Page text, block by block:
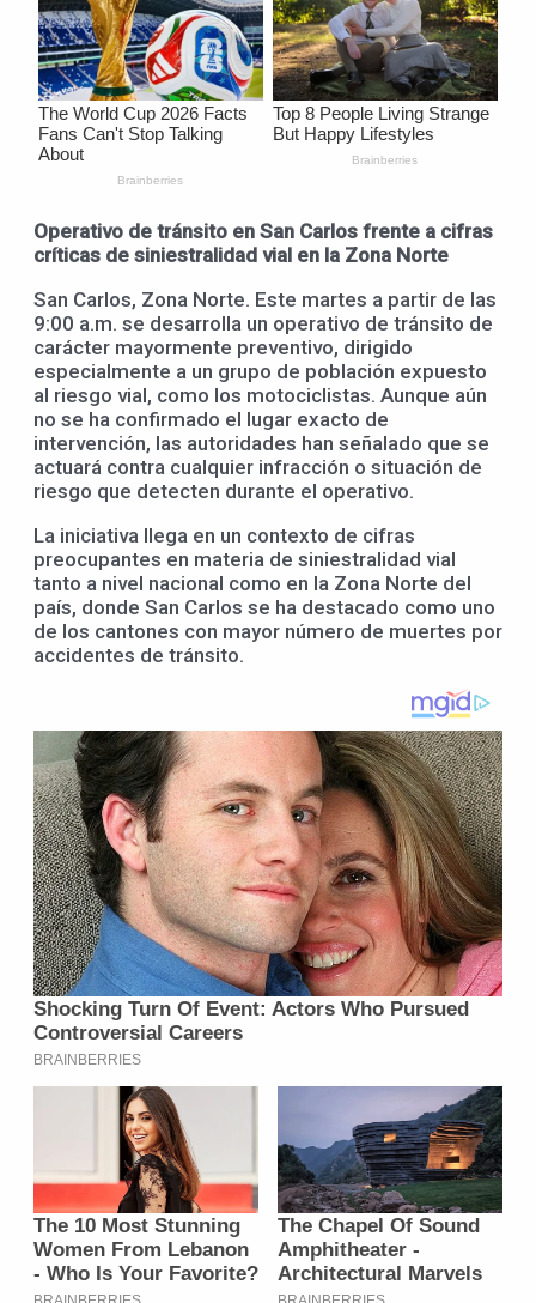
Operativo de tránsito en San Carlos frente a cifras
críticas de siniestralidad vial en la Zona Norte
San Carlos, Zona Norte. Este martes a partir de las
9:00 a.m. se desarrolla un operativo de tránsito de
carácter mayormente preventivo, dirigido
especialmente a un grupo de población expuesto
al riesgo vial, como los motociclistas. Aunque aún
no se ha confirmado el lugar exacto de
intervención, las autoridades han señalado que se
actuará contra cualquier infracción o situación de
riesgo que detecten durante el operativo.
La iniciativa llega en un contexto de cifras
preocupantes en materia de siniestralidad vial
tanto a nivel nacional como en la Zona Norte del
país, donde San Carlos se ha destacado como uno
de los cantones con mayor número de muertes por
accidentes de tránsito.